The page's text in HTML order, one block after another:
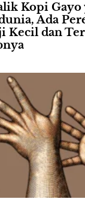
Kopi Gayo
Ada
Kecil dan